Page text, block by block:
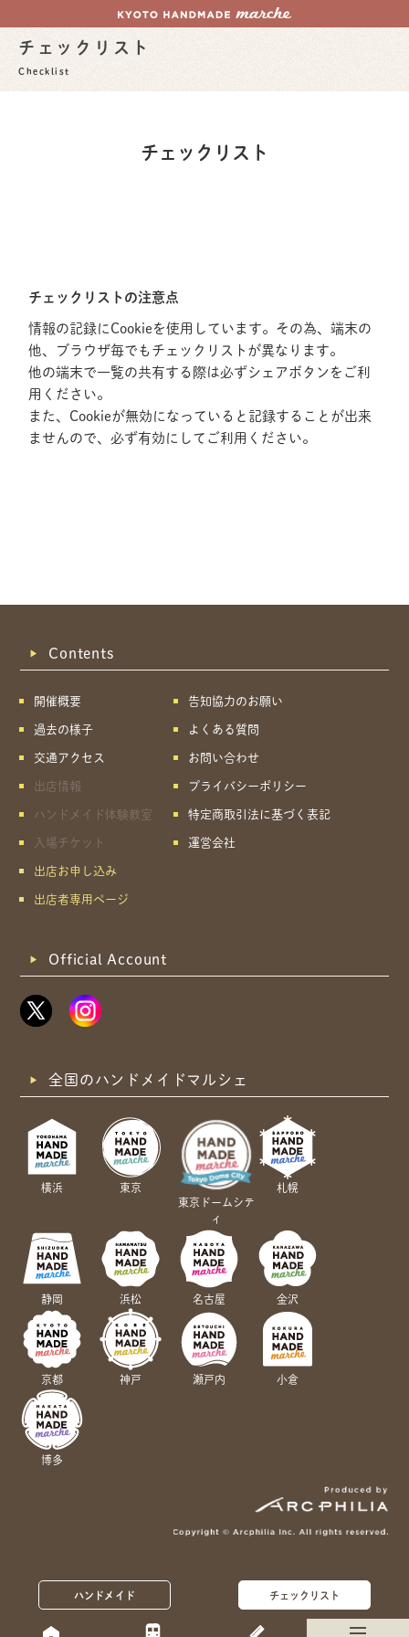
ハンドメイド チェックリスト
チェックリスト
Checklist
チェックリスト
チェックリストの注意点
情報の記録にCookieを使用しています。その為、端末の
他、ブラウザ毎でもチェックリストが異なります。
他の端末で一覧の共有する際は必ずシェアボタンをご利
用ください。
また、Cookieが無効になっていると記録することが出来
ませんので、必ず有効にしてご利用ください。
Contents
開催概要
過去の様子
交通アクセス
出店情報
ハンドメイド体験教室
入場チケット
出店お申し込み
出店者専用ページ
告知協力のお願い
よくある質問
お問い合わせ
プライバシーポリシー
特定商取引法に基づく表記
運営会社
Official Account
全国のハンドメイドマルシェ
横浜
東京
東京ドームシテ
ィ
札幌
静岡 浜松 名古屋 金沢
京都 神戸 瀬戸内 小倉
博多